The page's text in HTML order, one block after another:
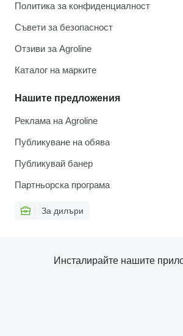
Политика за конфиденциалност
Съвети за безопасност
Отзиви за Agroline
Каталог на марките
Нашите предложения
Реклама на Agroline
Публикуване на обява
Публикувай банер
Партньорска програма
За дилъри
Инсталирайте нашите